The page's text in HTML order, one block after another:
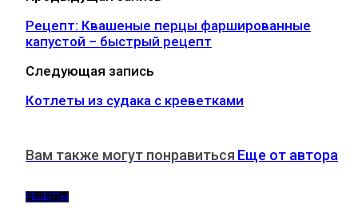
Рецепт: Квашеные перцы фаршированные
капустой – быстрый рецепт
Следующая запись
Котлеты из судака с креветками
Вам также могут понравиться Еще от автора
РЕЦЕПТЫ